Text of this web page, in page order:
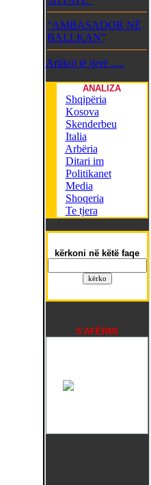
“AMBASADOR NË
BALLKAN”
Artikuj të tjerë .....
ANALIZA
Shqipëria
Kosova
Skenderbeu
Italia
Arbëria
Ditari im
Politikanet
Media
Shoqeria
Te tjera
kërkoni në këtë faqe
S'AFËRMI